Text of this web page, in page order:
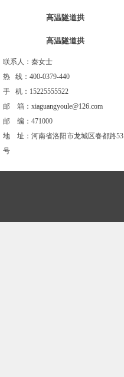
高温隧道拱
高温隧道拱
联系人：秦女士
热 线：400-0379-440
手 机：15225555522
邮 箱： xiaguangyoule@126.com
邮 编：471000
地 址：河南省洛阳市龙城区春都路53
号